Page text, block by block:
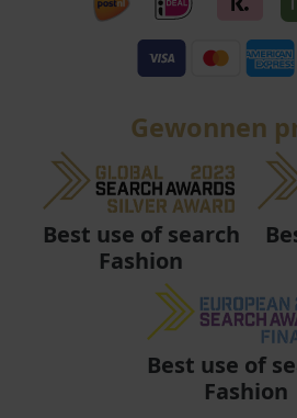
Gewonnen
Best use of search
Fashion
Best use of
Fashion